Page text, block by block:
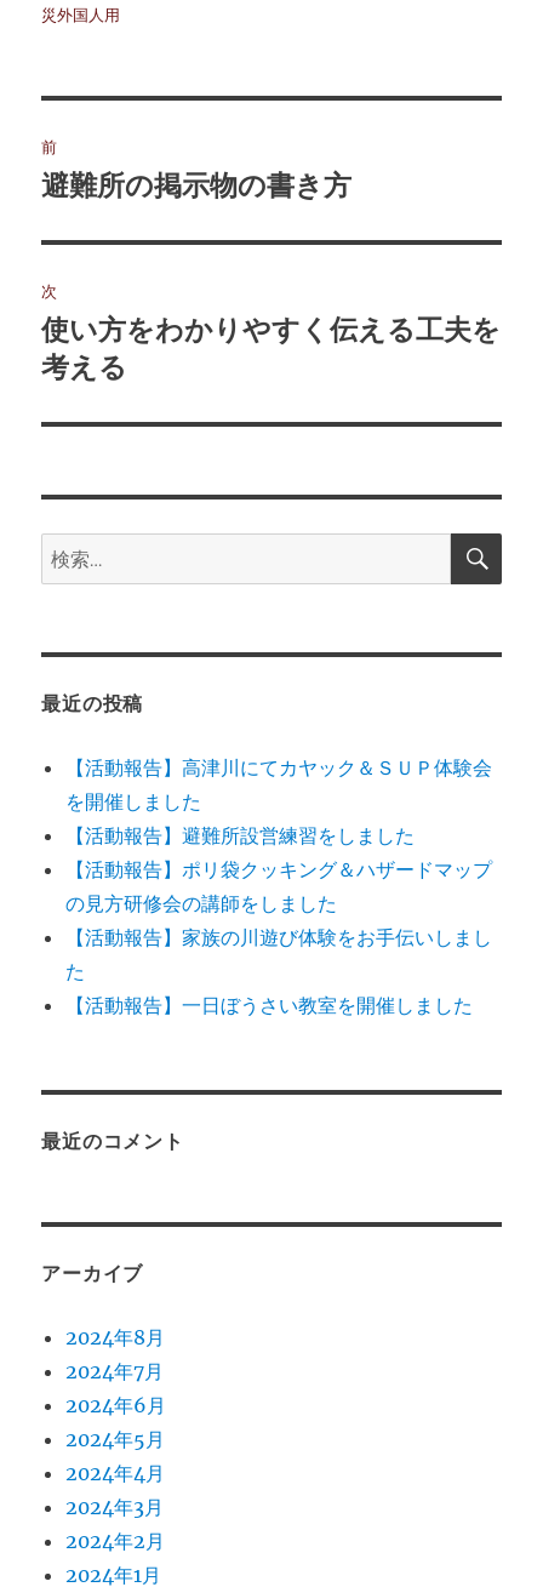
者
災外国人用
稿
ビ
ゲ
ー
シ
ン
前
前
投
稿:
避難所の掲示物の書き方
次
次
の
稿:
使い方をわかりやすく伝える工夫を
考える
検
索:
検
最近の投稿
【活動報告】高津川にてカヤック＆ＳＵＰ体験会
を開催しました
【活動報告】避難所設営練習をしました
【活動報告】ポリ袋クッキング＆ハザードマップ
の見方研修会の講師をしました
【活動報告】家族の川遊び体験をお手伝いしまし
た
【活動報告】一日ぼうさい教室を開催しました
最近のコメント
アーカイブ
2024年8月
2024年7月
2024年6月
2024年5月
2024年4月
2024年3月
2024年2月
2024年1月